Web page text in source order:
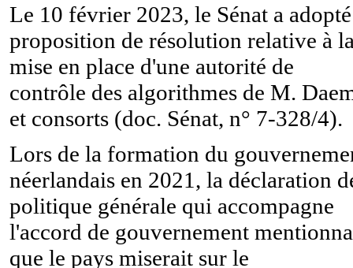
Le 10 février 2023, le Sénat a
proposition de résolution relative à
mise en place d'une autorité de
contrôle des algorithmes de M.
et consorts (doc. Sénat, n° 7-328/4).
Lors de la formation du
néerlandais en 2021, la déclaration
politique générale qui accompagne
l'accord de gouvernement
que le pays miserait sur le